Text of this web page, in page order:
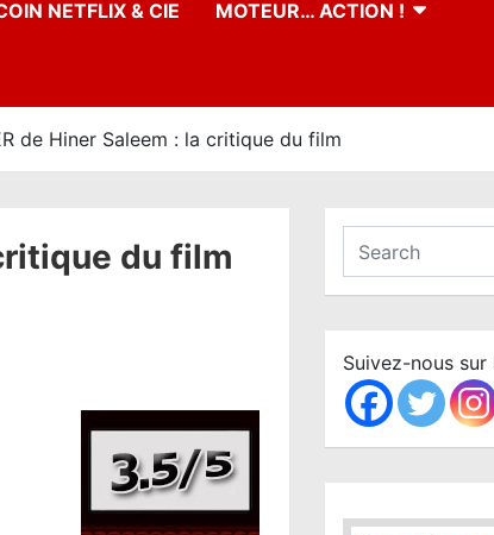
NETFLIX & CIE MOTEUR… ACTION !
de Hiner Saleem : la critique du film
du film
a
c
h
Suivez-nous